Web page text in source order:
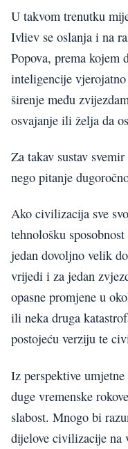
U takvom trenutku
Ivliev se oslanja i na
Popova, prema kojem
inteligencije
širenje među
osvajanje ili želja da
Za takav sustav
nego pitanje
Ako civilizacija sve
tehnološku
jedan dovoljno velik
vrijedi i za jedan
opasne promjene u
ili neka druga
postojeću verziju te
Iz perspektive
duge vremenske
slabost. Mnogo bi
dijelove civilizacije na